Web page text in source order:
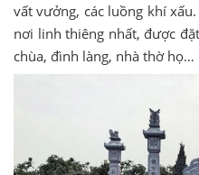
vất vưởng, các luồng khí
nơi linh thiêng nhất, được
chùa, đình làng, nhà thờ họ…